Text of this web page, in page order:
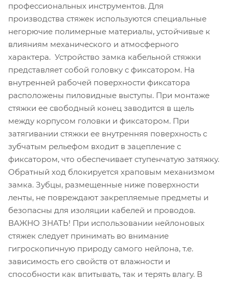
профессиональных инструментов. Для
производства стяжек используются специальные
негорючие полимерные материалы, устойчивые к
влияниям механического и атмосферного
характера. Устройство замка кабельной стяжки
представляет собой головку с фиксатором. На
внутренней рабочей поверхности фиксатора
расположены пиловидные выступы. При монтаже
стяжки ее свободный конец заводится в щель
между корпусом головки и фиксатором. При
затягивании стяжки ее внутренняя поверхность с
зубчатым рельефом входит в зацепление с
фиксатором, что обеспечивает ступенчатую затяжку.
Обратный ход блокируется храповым механизмом
замка. Зубцы, размещенные ниже поверхности
ленты, не повреждают закрепляемые предметы и
безопасны для изоляции кабелей и проводов.
ВАЖНО ЗНАТЬ! При использовании нейлоновых
стяжек следует принимать во внимание
гигроскопичную природу самого нейлона, т.е.
зависимость его свойств от влажности и
способности как впитывать, так и терять влагу. В